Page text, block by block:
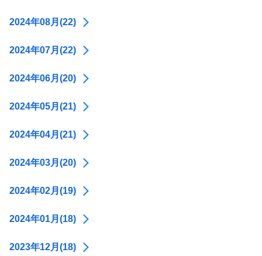
2024年08月(22)
2024年07月(22)
2024年06月(20)
2024年05月(21)
2024年04月(21)
2024年03月(20)
2024年02月(19)
2024年01月(18)
2023年12月(18)